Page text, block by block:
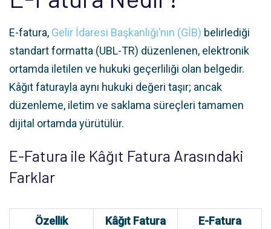
E-fatura, Gelir İdaresi Başkanlığı’nın (GİB) belirlediği
standart formatta (UBL-TR) düzenlenen, elektronik
ortamda iletilen ve hukuki geçerliliği olan belgedir.
Kâğıt faturayla aynı hukuki değeri taşır; ancak
düzenleme, iletim ve saklama süreçleri tamamen
dijital ortamda yürütülür.
E-Fatura ile Kâğıt Fatura Arasındaki
Farklar
Özellik Kâğıt Fatura E-Fatura